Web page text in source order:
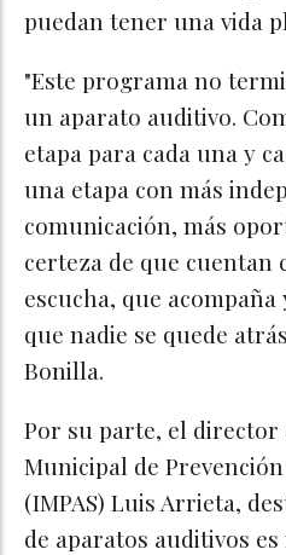
puedan tener una vida
"Este programa no
un aparato auditivo.
etapa para cada una y
una etapa con más
comunicación, más
certeza de que cuentan
escucha, que
que nadie se quede
Bonilla.
Por su parte, el
Municipal de
(IMPAS) Luis Arrieta,
de aparatos auditivos